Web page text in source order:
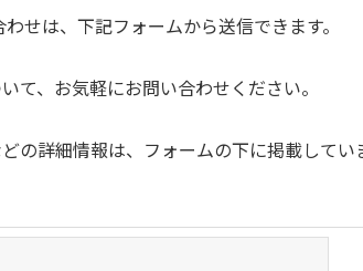
せは、下記フォームから送信できます。
て、お気軽にお問い合わせください。
詳細情報は、フォームの下に掲載してい